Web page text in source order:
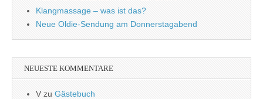
Klangmassage – was ist das?
Neue Oldie-Sendung am Donnerstagabend
NEUESTE KOMMENTARE
V zu Gästebuch